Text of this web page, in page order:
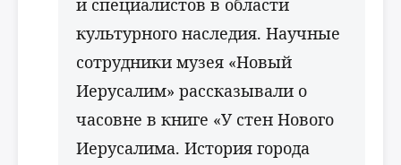
и специалистов в области
культурного наследия. Научные
сотрудники музея «Новый
Иерусалим» рассказывали о
часовне в книге «У стен Нового
Иерусалима. История города